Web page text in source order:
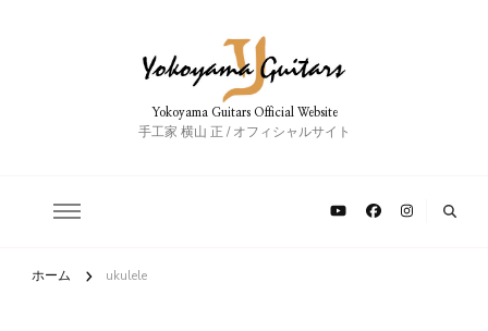
Yokoyama Guitars Official Website
手工家 横山 正 / オフィシャルサイト
ホーム ukulele